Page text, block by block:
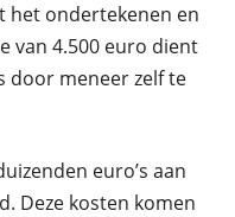
het ondertekenen en
van 4.500 euro dient
door meneer zelf te
euro’s aan
Deze kosten komen